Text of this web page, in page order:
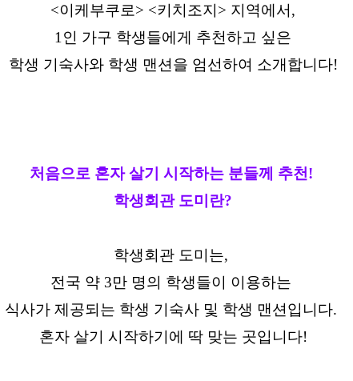
<이케부쿠로> <키치조지> 지역에서,
1인 가구 학생들에게 추천하고 싶은
학생 기숙사와 학생 맨션을 엄선하여 소개합니다!
처음으로 혼자 살기 시작하는 분들께 추천!
학생회관 도미란?
학생회관 도미는,
전국 약 3만 명의 학생들이 이용하는
식사가 제공되는 학생 기숙사 및 학생 맨션입니다.
혼자 살기 시작하기에 딱 맞는 곳입니다!